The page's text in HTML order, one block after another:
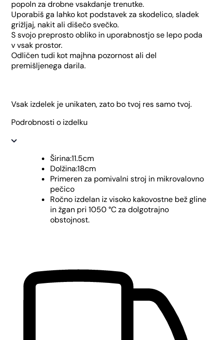
popoln za drobne vsakdanje trenutke.
Uporabiš ga lahko kot podstavek za skodelico, sladek
grižljaj, nakit ali dišečo svečko.
S svojo preprosto obliko in uporabnostjo se lepo poda
v vsak prostor.
Odličen tudi kot majhna pozornost ali del
premišljenega darila.
Vsak izdelek je unikaten, zato bo tvoj res samo tvoj.
Podrobnosti o izdelku
Širina:11.5cm
Dolžina:18cm
Primeren za pomivalni stroj in mikrovalovno
pečico
Ročno izdelan iz visoko kakovostne bež gline
in žgan pri 1050 °C za dolgotrajno
obstojnost.